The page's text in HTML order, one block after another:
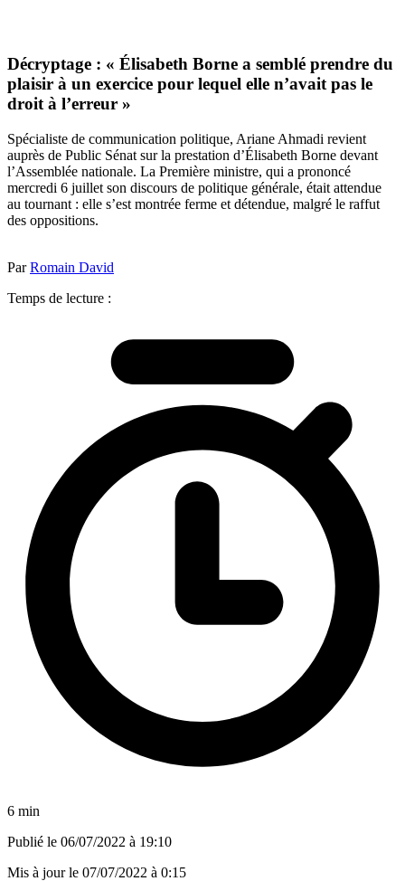
Décryptage : « Élisabeth Borne a semblé prendre du
plaisir à un exercice pour lequel elle n’avait pas le
droit à l’erreur »
Spécialiste de communication politique, Ariane Ahmadi revient
auprès de Public Sénat sur la prestation d’Élisabeth Borne devant
l’Assemblée nationale. La Première ministre, qui a prononcé
mercredi 6 juillet son discours de politique générale, était attendue
au tournant : elle s’est montrée ferme et détendue, malgré le raffut
des oppositions.
ParRomain David
Temps de lecture :
6 min
Publié le 06/07/2022 à 19:10
Mis à jour le 07/07/2022 à 0:15